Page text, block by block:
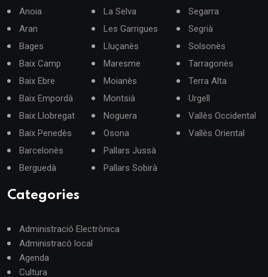
Anoia
Aran
Bages
Baix Camp
Baix Ebre
Baix Empordà
Baix Llobregat
Baix Penedès
Barcelonès
Berguedà
La Selva
Les Garrigues
Lluçanès
Maresme
Moianès
Montsià
Noguera
Osona
Pallars Jussà
Pallars Sobirà
Segarra
Segrià
Solsonès
Tarragonès
Terra Alta
Urgell
Vallès Occidental
Vallès Oriental
Categories
Administració Electrònica
Administracó local
Agenda
Cultura